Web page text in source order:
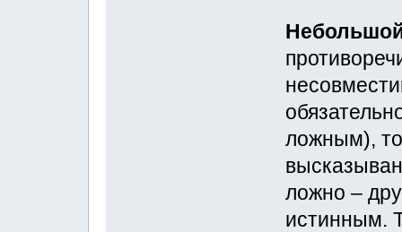
ложным), то
ложно –
истинным.